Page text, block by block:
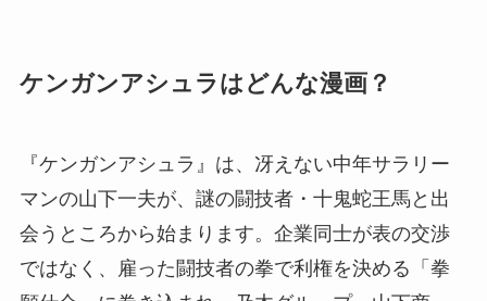
ケンガンアシュラはどんな漫画？
『ケンガンアシュラ』は、冴えない中年サラリー
マンの山下一夫が、謎の闘技者・十鬼蛇王馬と出
会うところから始まります。企業同士が表の交渉
ではなく、雇った闘技者の拳で利権を決める「拳